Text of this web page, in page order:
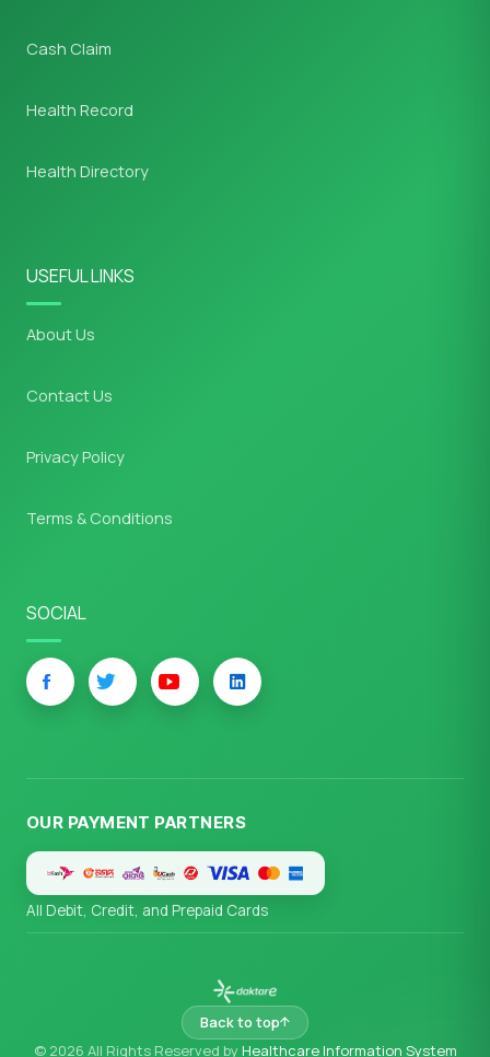
Cash Claim
Health Record
Health Directory
USEFUL LINKS
About Us
Contact Us
Privacy Policy
Terms & Conditions
SOCIAL
OUR PAYMENT PARTNERS
All Debit, Credit, and Prepaid Cards
© 2026 All Rights Reserved by Healthcare Information System
Back to top